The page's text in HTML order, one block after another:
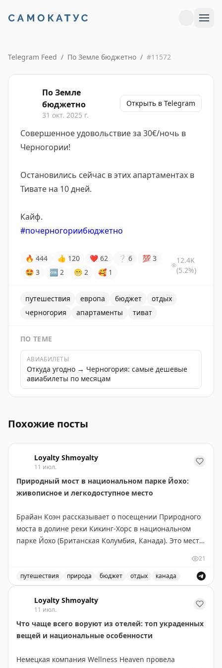
Telegram Feed / По Земле бюджетно / #11572
По Земле
бюджетно
31 окт. 2025 г.
Открыть в Telegram
Совершенное удовольствие за 30€/ночь в
Черногории!
Остановились сейчас в этих апартаментах в
Тивате на 10 дней.
Кайф.
#почерногориибюджетно
🔥 444 👍 120 ❤ 62 ❔ 6 💯 3
🤩 3 🆒 2 😁 2 🥰 1
12.4K
(5.2%)
путешествия европа бюджет
отдых
черногория
апартаменты тиват
ПО ТЕМЕ
АВИАБИЛЕТЫ
Откуда угодно → Черногория: самые дешевые
авиабилеты по месяцам
Похожие посты
Loyalty Shmoyalty
11 июл.
Природный мост в национальном парке Йохо:
живописное и легкодоступное место
Брайан Коэн рассказывает о посещении Природного
моста в долине реки Кикинг-Хорс в национальном
парке Йохо (Британская Колумбия, Канада). Это место
достаточно пройти по искусственному мосту от
парковки. Природный мост образовался благодаря
эрозии известняка и абразии, вызванной потоком
реки. Река продолжает активно вырезать русло,
создавая впечатляющие скальные формации с
водяными бассейнами. Вход в парк Йохо платный, но
подходит для быстрого визита — даже 10 минут
21
путешествия природа бюджет отдых канада
Loyalty Shmoyalty
11 июл.
Что чаще всего воруют из отелей: топ украденных
вещей и национальные особенности
Немецкая компания Wellness Heaven провела